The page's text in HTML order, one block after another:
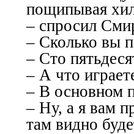
пощипывая
– спросил
– Сколько вы
– Сто
– А что
– В основном
– Ну, а я вам
там видно